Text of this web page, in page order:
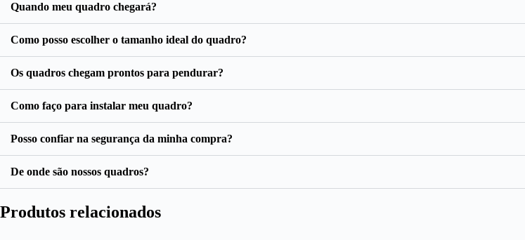
Quando meu quadro chegará?
Como posso escolher o tamanho ideal do quadro?
Os quadros chegam prontos para pendurar?
Como faço para instalar meu quadro?
Posso confiar na segurança da minha compra?
De onde são nossos quadros?
Produtos relacionados